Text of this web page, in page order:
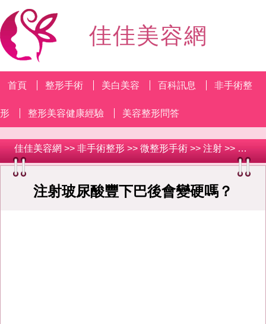
佳佳美容網
首頁 整形手術 美白美容 百科訊息 非手術整
形 整形美容健康經驗 美容整形問答
佳佳美容網 >> 非手術整形 >> 微整形手術 >> 注射 >> 注射玻尿酸豐下巴後會變硬嗎？
注射玻尿酸豐下巴後會變硬嗎？